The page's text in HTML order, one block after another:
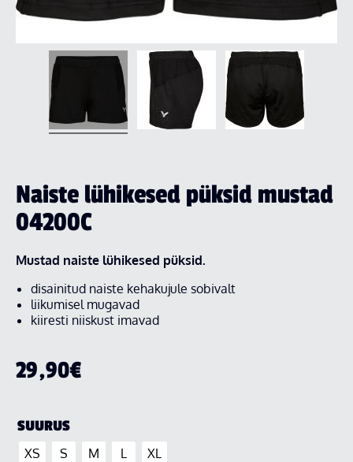
Naiste lühikesed püksid mustad
04200C
Mustad naiste lühikesed püksid.
disainitud naiste kehakujule sobivalt
liikumisel mugavad
kiiresti niiskust imavad
29,90€
SUURUS
XS S M L XL